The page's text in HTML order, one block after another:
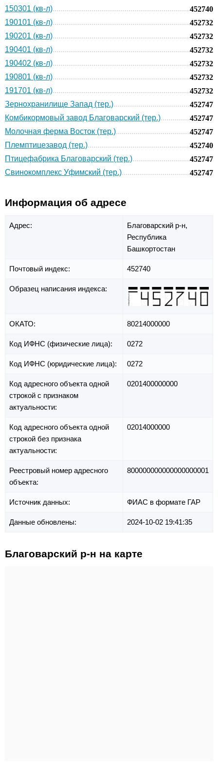
150301 (кв-л)
452740
190101 (кв-л)
452732
190201 (кв-л)
452732
190401 (кв-л)
452732
190402 (кв-л)
452732
190801 (кв-л)
452732
191701 (кв-л)
452732
Зернохранилище Запад (тер.)
452747
Комбикормовый завод Благоварский (тер.)
452747
Молочная ферма Восток (тер.)
452747
Племптицезавод (тер.)
452740
Птицефабрика Благоварский (тер.)
452747
Свинокомплекс Уфимский (тер.)
452747
Информация об адресе
Адрес:
Благоварский р-н,
Республика
Башкортостан
Почтовый индекс: 452740
Образец написания индекса:
ОКАТО: 80214000000
Код ИФНС (физические лица): 0272
Код ИФНС (юридические лица): 0272
Код адресного объекта одной
строкой с признаком
актуальности:
0201400000000
Код адресного объекта одной
строкой без признака
актуальности:
02014000000
Реестровый номер адресного
объекта:
800000000000000000001
Источник данных: ФИАС в формате ГАР
Данные обновлены: 2024-10-02 19:41:35
Благоварский р-н на карте